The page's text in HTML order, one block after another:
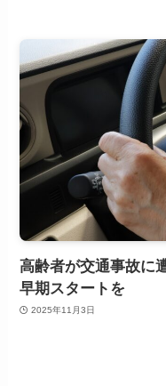
高齢者が交通事故に
早期スタートを
2025年11月3日